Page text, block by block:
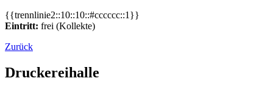
{{trennlinie2::10::10::#cccccc::1}}
Eintritt: frei (Kollekte)
Zurück
Druckereihalle